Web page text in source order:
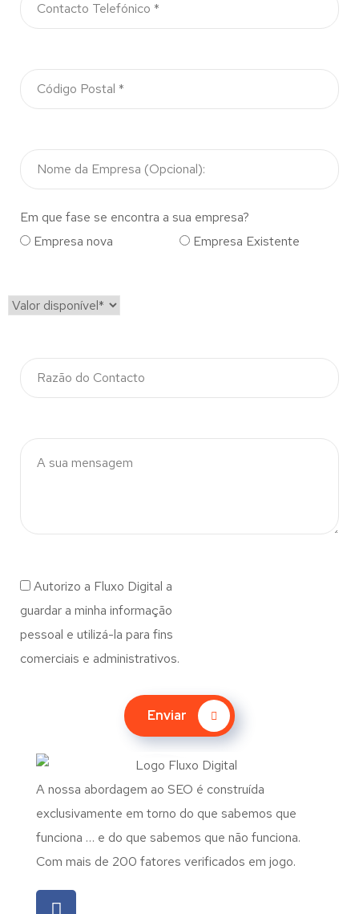
Em que fase se encontra a sua empresa?
Empresa nova
Empresa Existente
Autorizo a Fluxo Digital a
guardar a minha informação
pessoal e utilizá-la para fins
comerciais e administrativos.
Enviar
A nossa abordagem ao SEO é construída
exclusivamente em torno do que sabemos que
funciona … e do que sabemos que não funciona.
Com mais de 200 fatores verificados em jogo.